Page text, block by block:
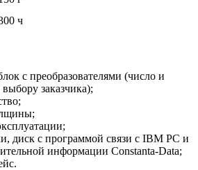
ч
с преобразователями (число и
заказчика);
диск с программой связи с IBM PC и
информации Constanta-Data;